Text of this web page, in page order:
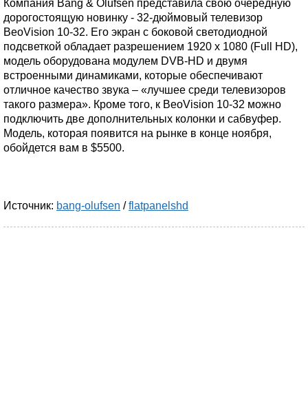
Компания Bang & Olufsen представила свою очередную
дорогостоящую новинку - 32-дюймовый телевизор
BeoVision 10-32. Его экран с боковой светодиодной
подсветкой обладает разрешением 1920 х 1080 (Full HD),
модель оборудована модулем DVB-HD и двумя
встроенными динамиками, которые обеспечивают
отличное качество звука – «лучшее среди телевизоров
такого размера». Кроме того, к BeoVision 10-32 можно
подключить две дополнительных колонки и сабвуфер.
Модель, которая появится на рынке в конце ноября,
обойдется вам в $5500.
Источник: bang-olufsen /flatpanelshd